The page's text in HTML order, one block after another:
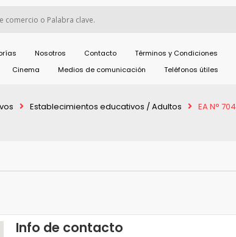
Nosotros Contacto
Términos y Condiciones
Cinema Medios de comunicación Teléfonos útiles
Establecimientos educativos / Adultos EA N° 704
Info de contacto